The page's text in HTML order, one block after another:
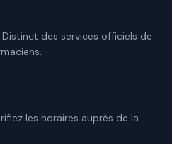
des services officiels de
les horaires auprès de la